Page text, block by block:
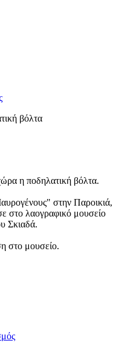
βόλτα
η ποδηλατική βόλτα.
στην Παροικιά,
στο λαογραφικό μουσείο
Σκιαδά.
στο μουσείο.